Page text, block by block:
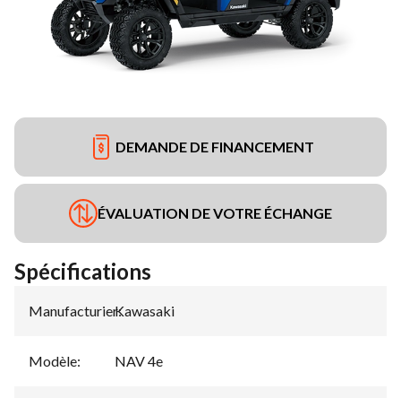
DEMANDE DE FINANCEMENT
ÉVALUATION DE VOTRE ÉCHANGE
Spécifications
Manufacturier:
Kawasaki
Modèle: NAV 4e